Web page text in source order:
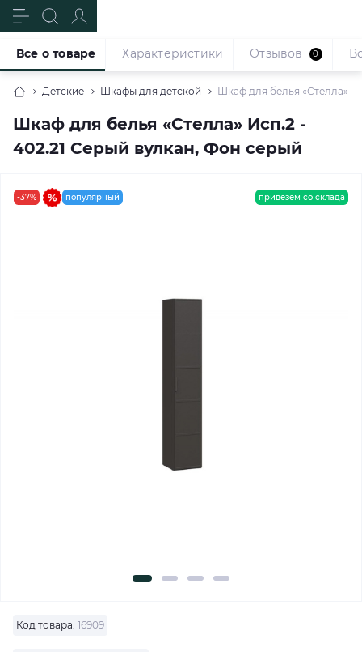
Детские Шкафы для детской Шкаф для белья «Стелла»
Шкаф для белья «Стелла» Исп.2 -
402.21 Серый вулкан, Фон серый
Все о товаре Характеристики Отзывов 0
-37% популярный привезем со склада
Код товара: 16909